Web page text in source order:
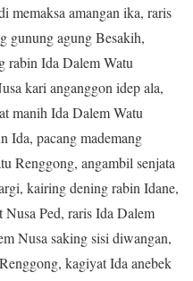
memaksa amangan ika, raris
gunung agung Besakih,
rabin Ida Dalem Watu
kari anganggon idep ala,
manih Ida Dalem Watu
Ida, pacang mademang
Renggong, angambil senjata
kairing dening rabin Idane,
Ped, raris Ida Dalem
Nusa saking sisi diwangan,
kagiyat Ida anebek